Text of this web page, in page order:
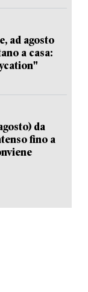
ad agosto
a casa:
da
fino a